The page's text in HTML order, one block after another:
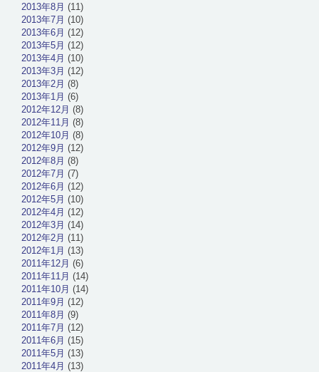
2013年8月 (11)
2013年7月 (10)
2013年6月 (12)
2013年5月 (12)
2013年4月 (10)
2013年3月 (12)
2013年2月 (8)
2013年1月 (6)
2012年12月 (8)
2012年11月 (8)
2012年10月 (8)
2012年9月 (12)
2012年8月 (8)
2012年7月 (7)
2012年6月 (12)
2012年5月 (10)
2012年4月 (12)
2012年3月 (14)
2012年2月 (11)
2012年1月 (13)
2011年12月 (6)
2011年11月 (14)
2011年10月 (14)
2011年9月 (12)
2011年8月 (9)
2011年7月 (12)
2011年6月 (15)
2011年5月 (13)
2011年4月 (13)